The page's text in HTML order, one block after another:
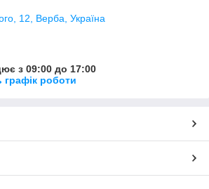
12, Верба, Україна
з 09:00 до 17:00
графік роботи